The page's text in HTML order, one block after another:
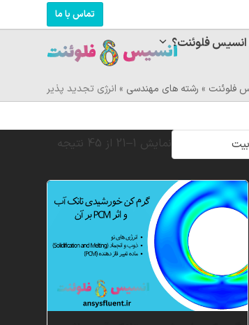
تماس با ما
انسیس فلوئنت؟
فلوئنت » رشته های مهندسی » انرژی تجدید پذیر
نمایش 1–21 از 45 نتیجه
Sorted
popularity